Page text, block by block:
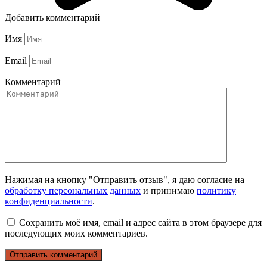
Добавить комментарий
Имя
Email
Комментарий
Нажимая на кнопку "Отправить отзыв", я даю согласие на
обработку персональных данных и принимаю политику
конфиденциальности.
Сохранить моё имя, email и адрес сайта в этом браузере для
последующих моих комментариев.